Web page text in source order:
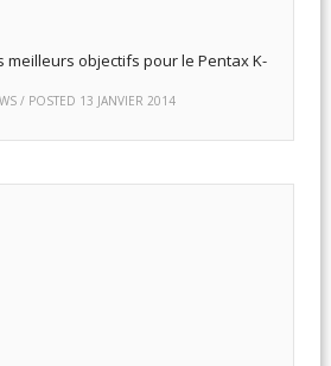
meilleurs objectifs pour le Pentax K-
/ POSTED 13 JANVIER 2014